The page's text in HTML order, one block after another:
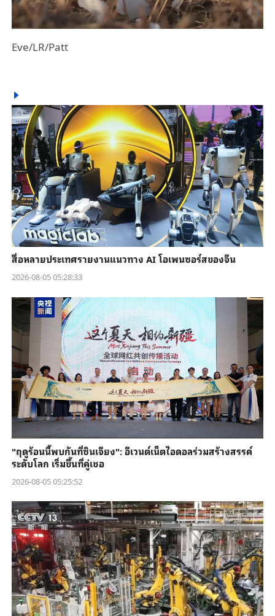
Eve/LR/Patt
สื่อหลายประเทศรายงานแนวทาง AI โอเพนซอร์สของจีน
2026-08-05 05:28:33
"ฤดูร้อนนี้พบกันที่ซินเจียง": อีเวนต์เน็ตไอดอลร่วมสร้างสรรค์
ระดับโลก เริ่มขึ้นที่คู่เชอ
2026-08-05 05:25:52